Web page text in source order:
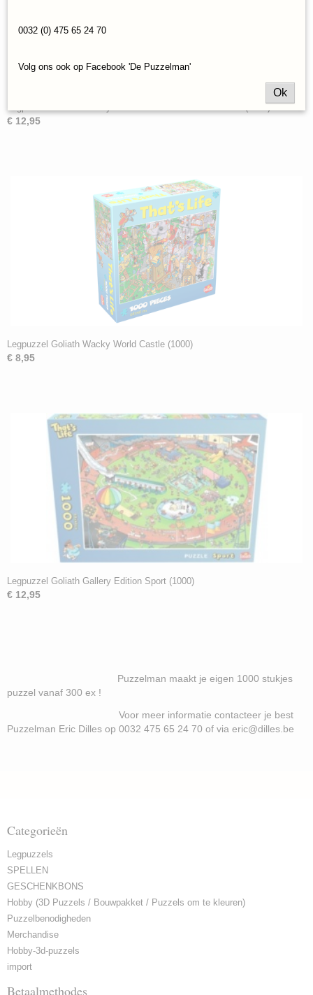
€ 12,95
Legpuzzel Goliath Wacky World Castle (1000)
€ 8,95
Legpuzzel Goliath Gallery Edition Sport (1000)
€ 12,95
Puzzelman maakt je eigen 1000 stukjes
puzzel vanaf 300 ex !
Voor meer informatie contacteer je best
Puzzelman Eric Dilles op 0032 475 65 24 70 of via eric@dilles.be
0032 (0) 475 65 24 70
Volg ons ook op Facebook 'De Puzzelman'
Ok
Categorieën
Legpuzzels
SPELLEN
GESCHENKBONS
Hobby (3D Puzzels / Bouwpakket / Puzzels om te kleuren)
Puzzelbenodigheden
Merchandise
Hobby-3d-puzzels
import
Betaalmethodes